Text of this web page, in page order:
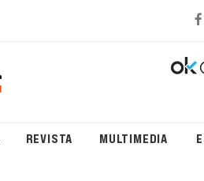
REVISTA MULTIMEDIA